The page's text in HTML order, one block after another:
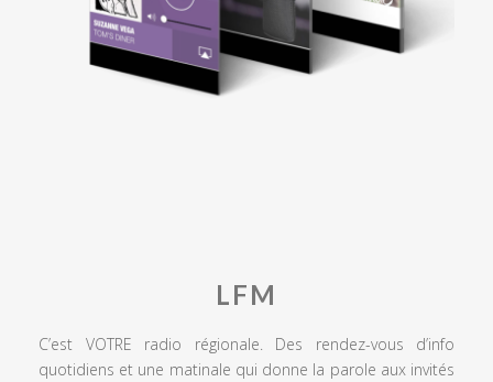
LFM
C’est VOTRE radio régionale. Des rendez-vous d’info
quotidiens et une matinale qui donne la parole aux invités